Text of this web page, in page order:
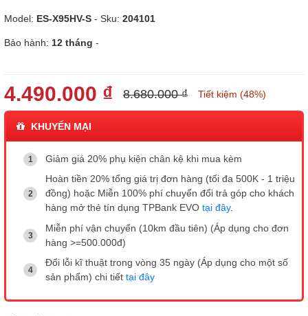
Model: ES-X95HV-S - Sku: 204101
Bảo hành: 12 tháng -
4.490.000 ₫ 8.680.000 ₫ Tiết kiệm (48%)
KHUYẾN MẠI
Giảm giá 20% phụ kiện chân kệ khi mua kèm
Hoàn tiền 20% tổng giá trị đơn hàng (tối đa 500K - 1 triệu
đồng) hoặc Miễn 100% phí chuyển đổi trả góp cho khách
hàng mở thẻ tín dụng TPBank EVO tại đây.
Miễn phí vận chuyển (10km đầu tiên) (Áp dụng cho đơn
hàng >=500.000đ)
Đổi lỗi kĩ thuật trong vòng 35 ngày (Áp dụng cho một số
sản phẩm) chi tiết tại đây